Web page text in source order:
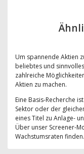
Um spannende Aktien
beliebtes und
zahlreiche
Aktien zu machen.
Eine Basis-Recherche
Sektor oder der
eines Titel zu Anlage-
Über unser Screener-
Wachstumsraten finden.